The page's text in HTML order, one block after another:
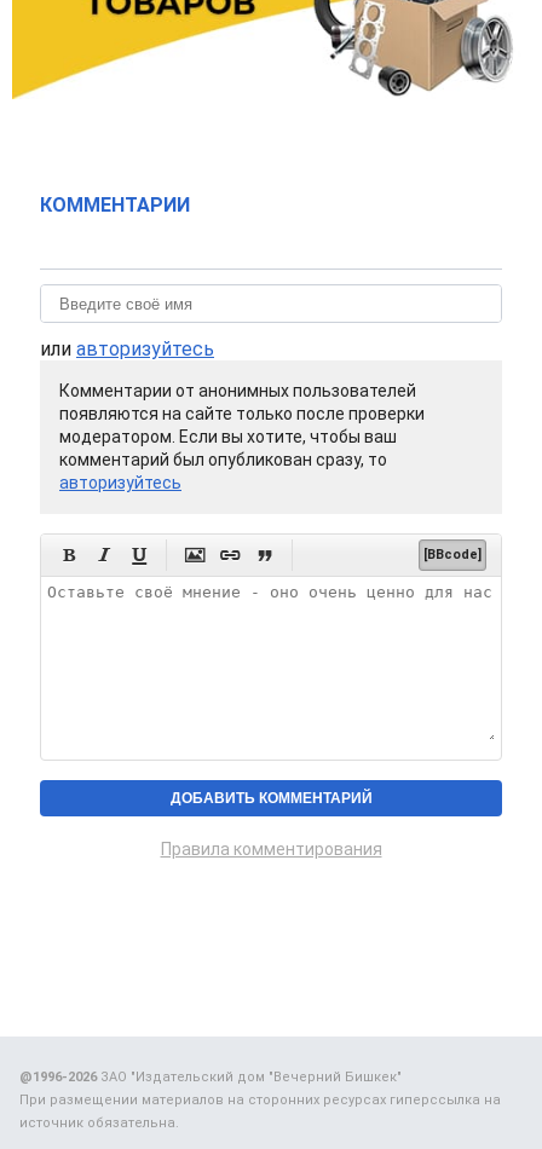
КОММЕНТАРИИ
или авторизуйтесь
Комментарии от анонимных пользователей
появляются на сайте только после проверки
модератором. Если вы хотите, чтобы ваш
комментарий был опубликован сразу, то
авторизуйтесь
      [BBcode]
Правила комментирования
@1996-2026ЗАО "Издательский дом "Вечерний Бишкек"
При размещении материалов на сторонних ресурсах гиперссылка на
источник обязательна.